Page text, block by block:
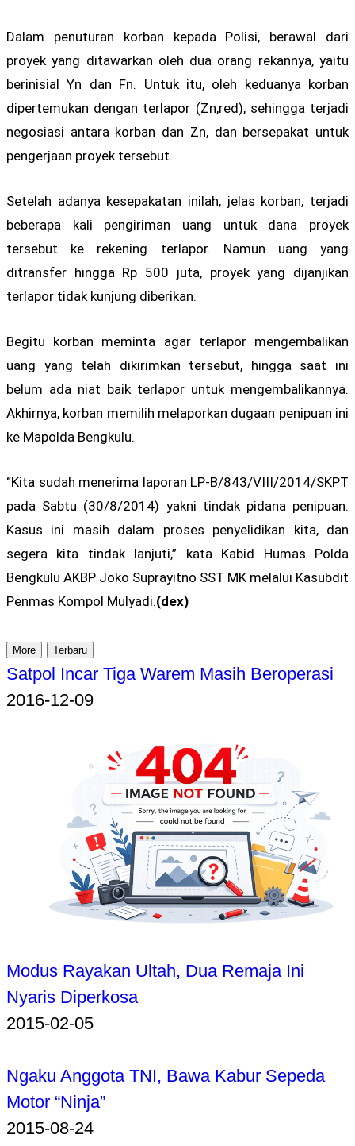
Dalam penuturan korban kepada Polisi, berawal dari
proyek yang ditawarkan oleh dua orang rekannya, yaitu
berinisial Yn dan Fn. Untuk itu, oleh keduanya korban
dipertemukan dengan terlapor (Zn,red), sehingga terjadi
negosiasi antara korban dan Zn, dan bersepakat untuk
pengerjaan proyek tersebut.
Setelah adanya kesepakatan inilah, jelas korban, terjadi
beberapa kali pengiriman uang untuk dana proyek
tersebut ke rekening terlapor. Namun uang yang
ditransfer hingga Rp 500 juta, proyek yang dijanjikan
terlapor tidak kunjung diberikan.
Begitu korban meminta agar terlapor mengembalikan
uang yang telah dikirimkan tersebut, hingga saat ini
belum ada niat baik terlapor untuk mengembalikannya.
Akhirnya, korban memilih melaporkan dugaan penipuan ini
ke Mapolda Bengkulu.
“Kita sudah menerima laporan LP-B/843/VIII/2014/SKPT
pada Sabtu (30/8/2014) yakni tindak pidana penipuan.
Kasus ini masih dalam proses penyelidikan kita, dan
segera kita tindak lanjuti,” kata Kabid Humas Polda
Bengkulu AKBP Joko Suprayitno SST MK melalui Kasubdit
Penmas Kompol Mulyadi.(dex)
More Terbaru
Satpol Incar Tiga Warem Masih Beroperasi
2016-12-09
Modus Rayakan Ultah, Dua Remaja Ini
Nyaris Diperkosa
2015-02-05
Ngaku Anggota TNI, Bawa Kabur Sepeda
Motor “Ninja”
2015-08-24